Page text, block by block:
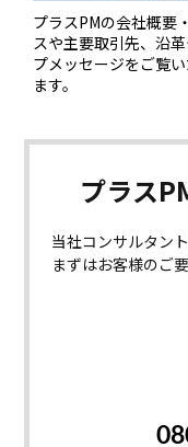
プラスPMの会社概要
スや主要取引先、沿
プメッセージをご覧
ます。
プラス
当社コンサルタン
まずはお客様のご